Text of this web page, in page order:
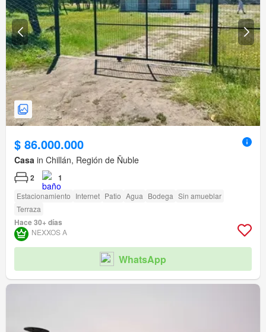
$ 86.000.000
Casa in Chillán, Región de Ñuble
2 1
Estacionamiento Internet Patio Agua Bodega Sin amueblar
Terraza
Hace 30+ días
NEXXOS A
WhatsApp